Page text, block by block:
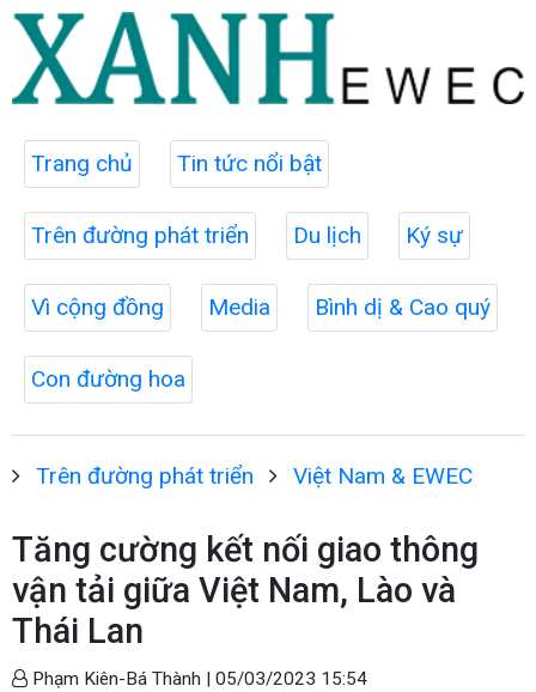
Trang chủ Tin tức nổi bật
Trên đường phát triển Du lịch Ký sự
Vì cộng đồng Media Bình dị & Cao quý
Con đường hoa
Trên đường phát triển Việt Nam & EWEC
Tăng cường kết nối giao thông
vận tải giữa Việt Nam, Lào và
Thái Lan
Phạm Kiên-Bá Thành | 05/03/2023 15:54